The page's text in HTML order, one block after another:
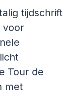
tijdschrift
voor
Tour de
met